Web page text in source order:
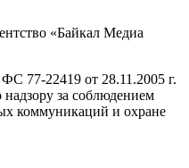
«Байкал Медиа
77-22419 от 28.11.2005 г.
за соблюдением
коммуникаций и охране